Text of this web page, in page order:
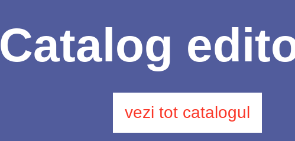
Catalog
vezi tot catalogul